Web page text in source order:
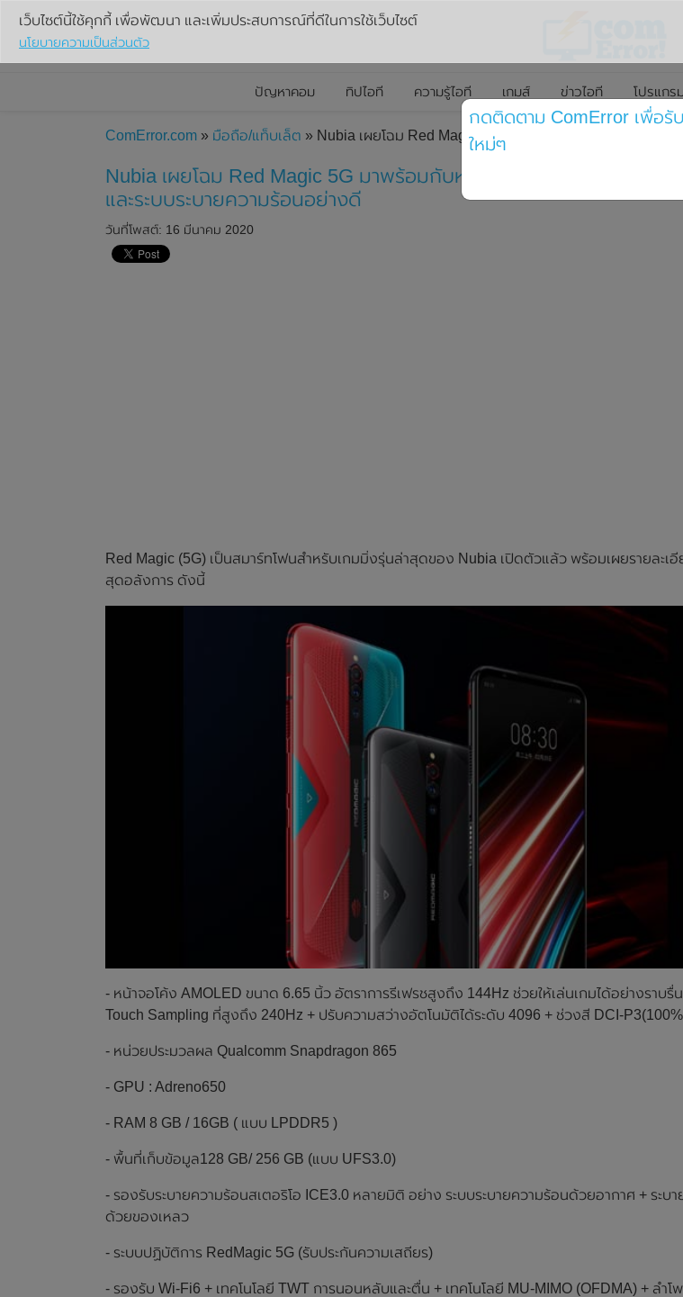
ปัญหาคอม ทิปไอที ความรู้ไอที เกมส์ ข่าวไอที โปรแกร
ComError.com » มือถือ/แท็บเล็ต » Nubia เผยโฉม Red Magic 5G มาพร้อมกับหน้าจอ 144Hz ,
Nubia เผยโฉม Red Magic 5G มาพร้อมกับหน้าจอ 144Hz ,
และระบบระบายความร้อนอย่างดี
วันที่โพสต์: 16 มีนาคม 2020
Red Magic (5G) เป็นสมาร์ทโฟนสำหรับเกมมิ่งรุ่นล่าสุดของ Nubia เปิดตัวแล้ว พร้อมเผยรายละเอี
สุดอลังการ ดังนี้
- หน้าจอโค้ง AMOLED ขนาด 6.65 นิ้ว อัตราการรีเฟรชสูงถึง 144Hz ช่วยให้เล่นเกมได้อย่างราบรื่
Touch Sampling ที่สูงถึง 240Hz + ปรับความสว่างอัตโนมัติได้ระดับ 4096 + ช่วงสี DCI-
- หน่วยประมวลผล Qualcomm Snapdragon 865
- GPU : Adreno650
- RAM 8 GB / 16GB ( แบบ LPDDR5 )
- พื้นที่เก็บข้อมูล128 GB/ 256 GB (แบบ UFS3.0)
- รองรับระบายความร้อนสเตอริโอ ICE3.0 หลายมิติ อย่าง ระบบระบายความร้อนด้วยอากาศ + ระบ
ด้วยของเหลว
- ระบบปฏิบัติการ RedMagic 5G (รับประกันความเสถียร)
- รองรับ Wi-Fi6 + เทคโนโลยี TWT การนอนหลับและตื่น + เทคโนโลยี MU-MIMO (OFDMA) + ลำโ
เว็บไซต์นี้ใช้คุกกี้ เพื่อพัฒนา และเพิ่มประสบการณ์ที่ดีในการใช้เว็บไซต์
นโยบายความเป็นส่วนตัว
กดติดตาม ComError เพื่อรั
ใหม่ๆ